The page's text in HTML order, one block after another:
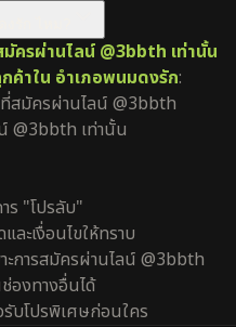
มัครผ่านไลน์ @3bbth เท่านั้น
ค้าใน อำเภอพนมดงรัก:
สมัครผ่านไลน์ @3bbth
@3bbth เท่านั้น
ร "โปรลับ"
และเงื่อนไขให้ทราบ
ะการสมัครผ่านไลน์ @3bbth
องทางอื่นได้
รับโปรพิเศษก่อนใคร